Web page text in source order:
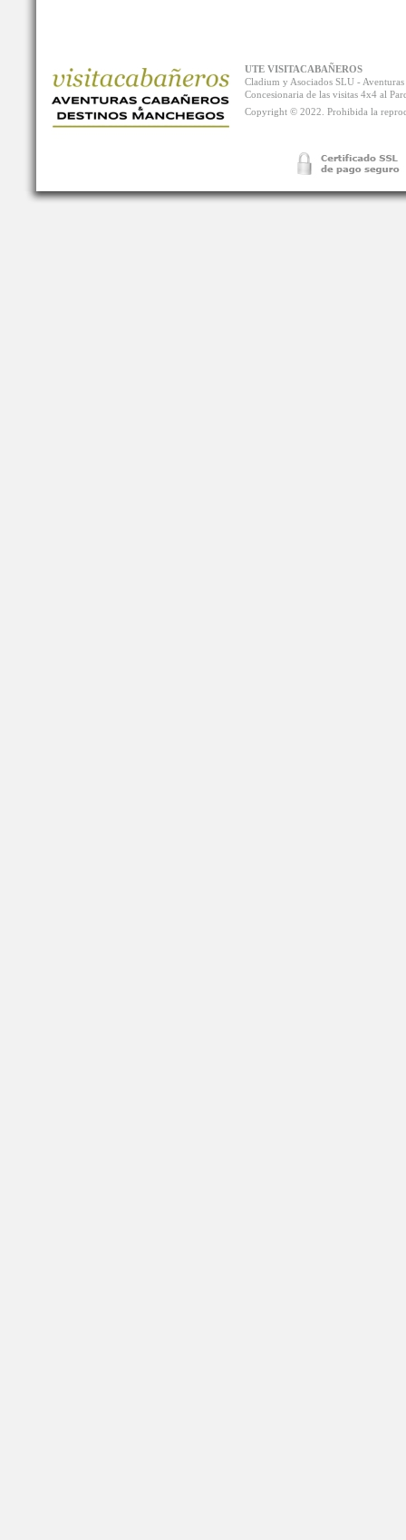
UTE VISITACABAÑEROS
Cladium y Asociados SLU -
Concesionaria de las visitas 4x4 al
Copyright © 2022. Prohibida la